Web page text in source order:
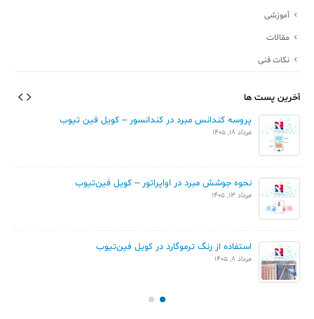
آموزشی
مقالات
نکات فنی
آخرین پست ها
پروسه کندانس مبرد در کندانسور – کویل فین تیوب
مرداد 18, 1405
نحوه جوشش مبرد در اواپراتور – کویل فین‌تیوب
مرداد 13, 1405
استفاده از رنگ ترموگارد در کویل فین‌تیوب
مرداد 8, 1405